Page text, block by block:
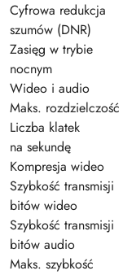
Cyfrowa redukcja
szumów (DNR)
Zasięg w trybie
nocnym
Wideo i audio
Maks. rozdzielczość
Liczba klatek
na sekundę
Kompresja wideo
Szybkość transmisji
bitów wideo
Szybkość transmisji
bitów audio
Maks. szybkość